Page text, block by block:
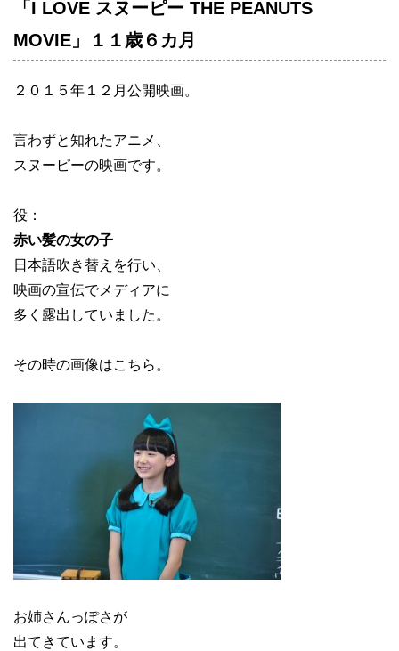
「I LOVE スヌーピー THE PEANUTS
MOVIE」１１歳６カ月
２０１５年１２月公開映画。
言わずと知れたアニメ、
スヌーピーの映画です。
役：
赤い髪の女の子
日本語吹き替えを行い、
映画の宣伝でメディアに
多く露出していました。
その時の画像はこちら。
お姉さんっぽさが
出てきています。